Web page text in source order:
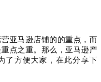
亚马逊店铺的的重点，而
点之重。那么，亚马逊产
了方便大家，在此分享下